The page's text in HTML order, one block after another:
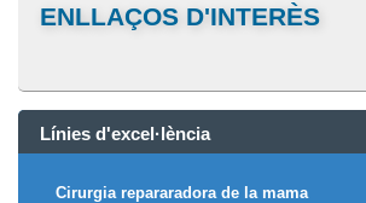
ENLLAÇOS D'INTERÈS
Línies d'excel·lència
Cirurgia repararadora de la mama